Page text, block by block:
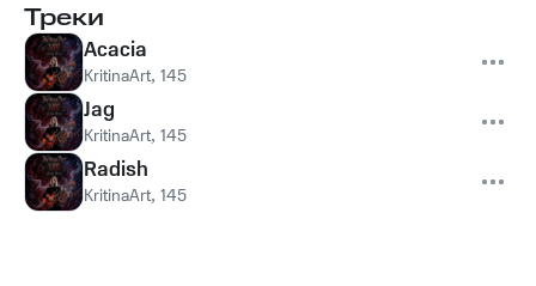
Треки
Acacia
KritinaArt, 145
Jag
KritinaArt, 145
Radish
KritinaArt, 145